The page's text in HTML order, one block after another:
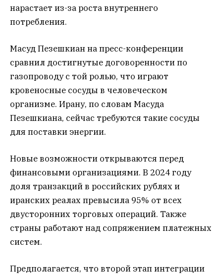
нарастает из-за роста внутреннего
потребления.
Масуд Пезешкиан на пресс-конференции
сравнил достигнутые договоренности по
газопроводу с той ролью, что играют
кровеносные сосуды в человеческом
организме. Ирану, по словам Масуда
Пезешкиана, сейчас требуются такие сосуды
для поставки энергии.
Новые возможности открываются перед
финансовыми организациями. В 2024 году
доля транзакций в российских рублях и
иранских реалах превысила 95% от всех
двусторонних торговых операций. Также
страны работают над сопряжением платежных
систем.
Предполагается, что второй этап интеграции